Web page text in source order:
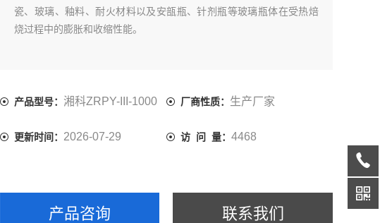
瓷、玻璃、釉料、耐火材料以及安瓿瓶、针剂瓶等玻璃瓶体在受热焙
烧过程中的膨胀和收缩性能。
产品型号： 湘科ZRPY-III-1000 厂商性质： 生产厂家
更新时间： 2026-07-29 访 问 量： 4468
产品咨询 联系我们